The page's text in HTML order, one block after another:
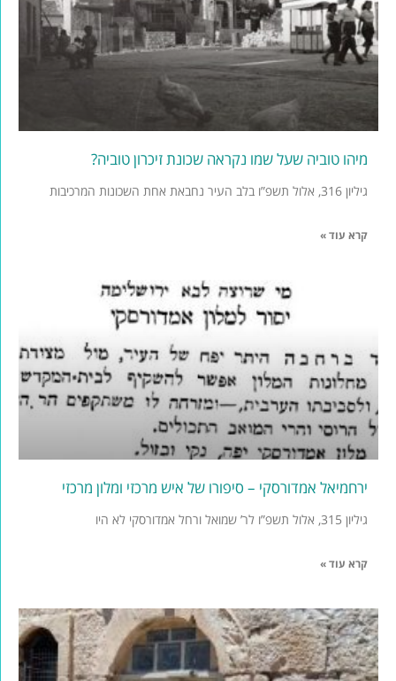
מיהו טוביה שעל שמו נקראה שכונת זיכרון טוביה?
גיליון 316, אלול תשפ”ו בלב העיר נחבאת אחת השכונות המרכיבות
קרא עוד »
ירחמיאל אמדורסקי – סיפורו של איש מרכזי ומלון מרכזי
גיליון 315, אלול תשפ”ו לר’ שמואל ורחל אמדורסקי לא היו
קרא עוד »